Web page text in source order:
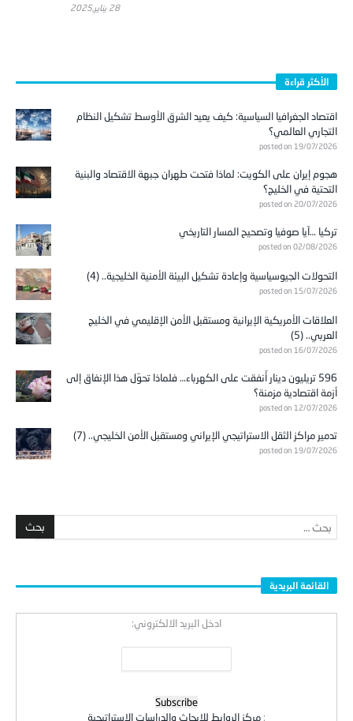
28 يناير,2025
الأكثر قراءة
اقتصاد الجغرافيا السياسية: كيف يعيد الشرق الأوسط تشكيل النظام
التجاري العالمي؟
posted on 19/07/2026
هجوم إيران على الكويت: لماذا فتحت طهران جبهة الاقتصاد والبنية
التحتية في الخليج؟
posted on 20/07/2026
تركيا …آيا صوفيا وتصحيح المسار التاريخي
posted on 02/08/2026
التحولات الجيوسياسية وإعادة تشكيل البيئة الأمنية الخليجية.. (4)
posted on 15/07/2026
العلاقات الأمريكية الإيرانية ومستقبل الأمن الإقليمي في الخليج
العربي.. (5)
posted on 16/07/2026
596 تريليون دينار أُنفقت على الكهرباء… فلماذا تحوّل هذا الإنفاق إلى
أزمة اقتصادية مزمنة؟
posted on 12/07/2026
تدمير مراكز الثقل الاستراتيجي الإيراني ومستقبل الأمن الخليجي.. (7)
posted on 19/07/2026
القائمة البريدية
ادخل البريد الالكتروني:
: مركز الروابط للابحاث والدراسات الاستراتيجية